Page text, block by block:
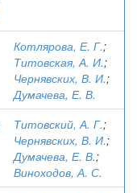
Котлярова, Е. Г.;
Титовская, А. И.;
Чернявских, В. И.;
Думачева, Е. В.
Титовский, А. Г.;
Чернявских, В. И.;
Думачева, Е. В.;
Виноходов, А. С.